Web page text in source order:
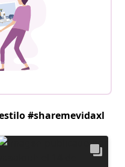
#sharemevidaxl